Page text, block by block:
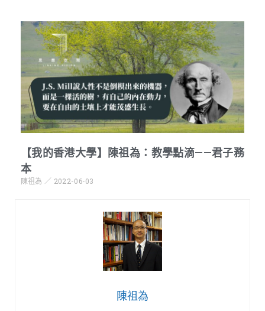
【我的香港大學】陳祖為：教學點滴——君子務
本
陳祖為 2022-06-03
陳祖為